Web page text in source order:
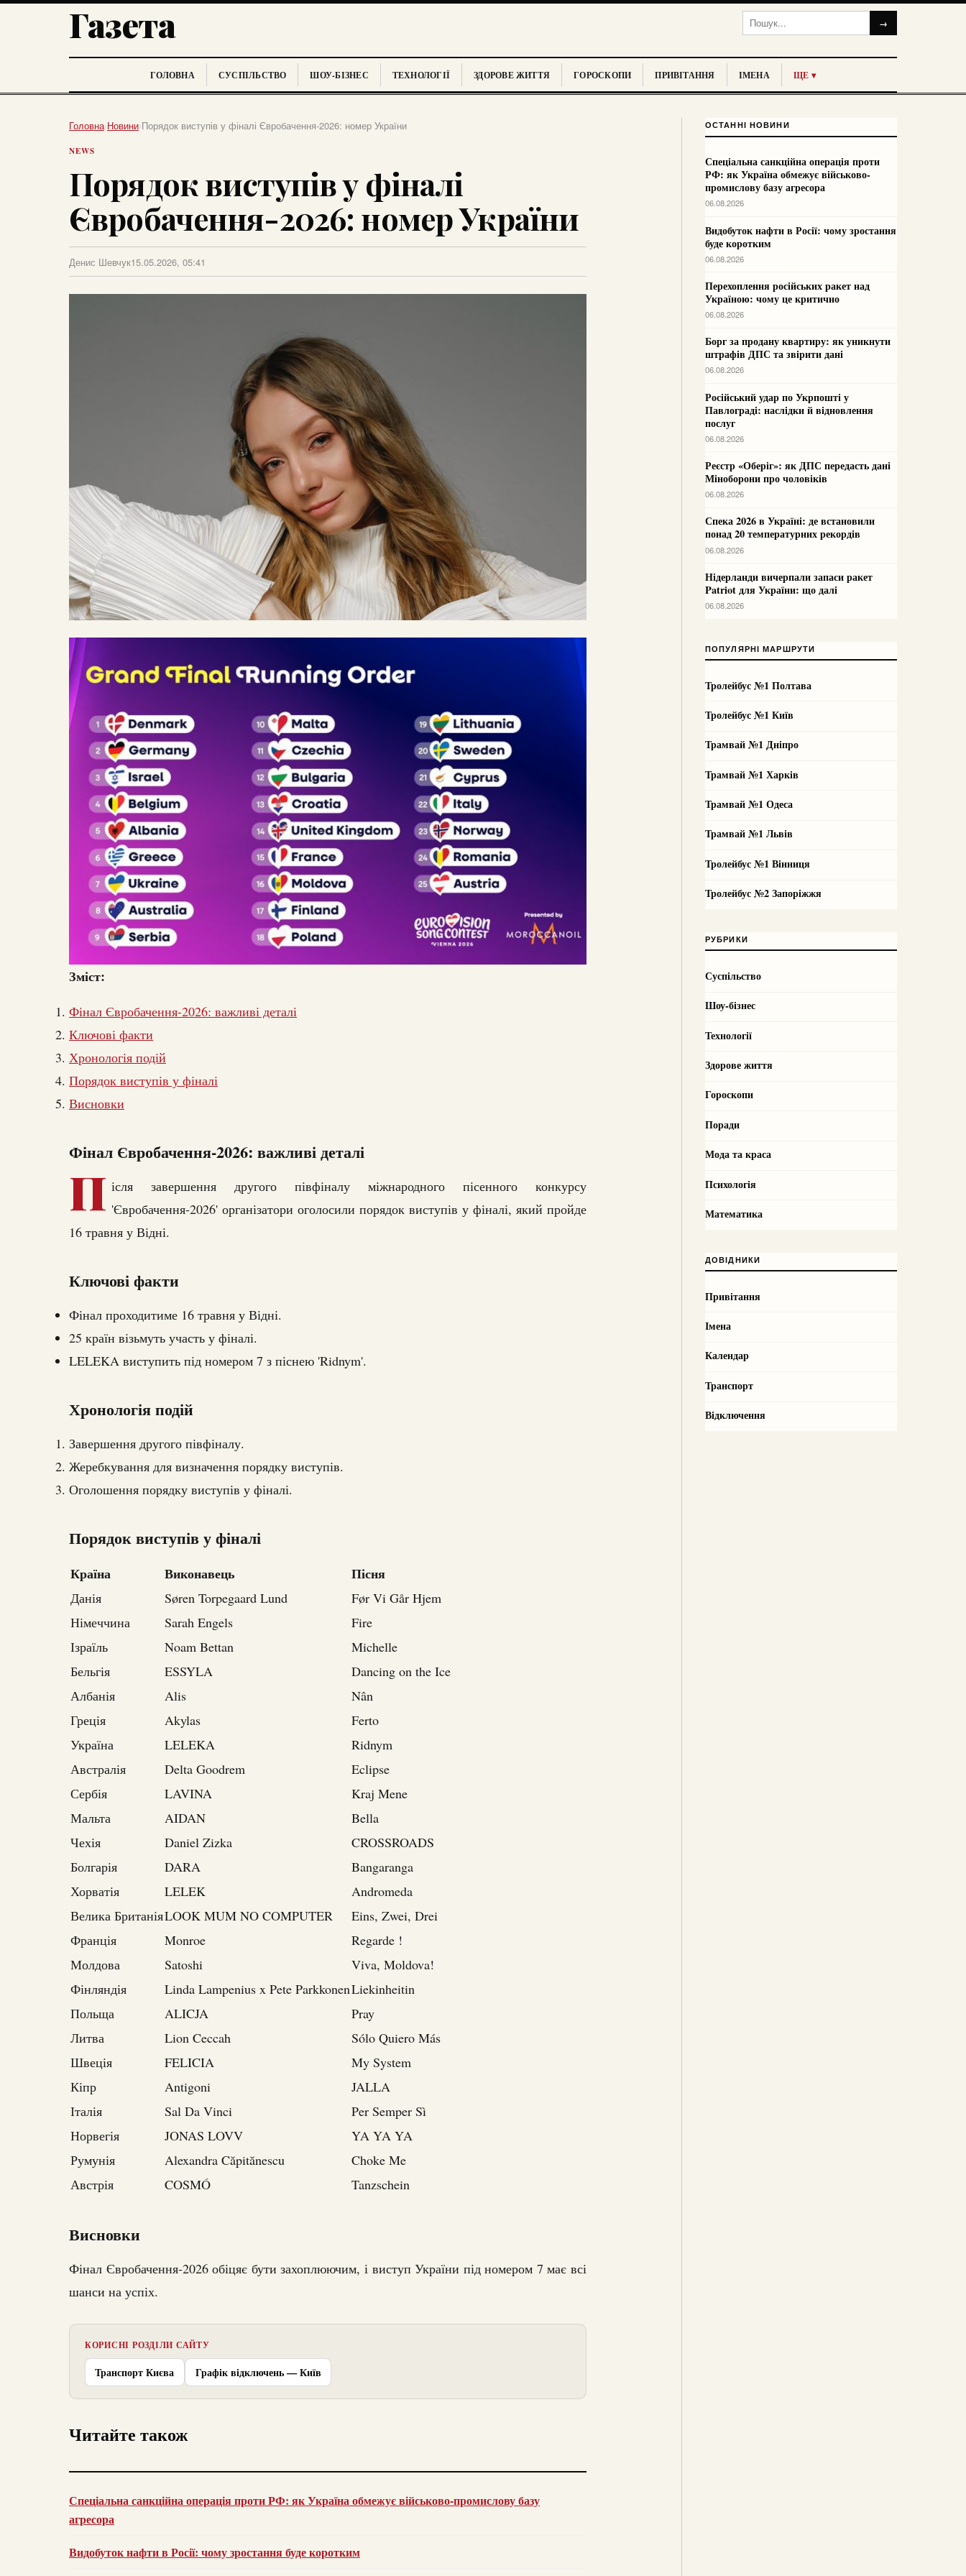
Газета →
ГОЛОВНА СУСПІЛЬСТВО ШОУ-БІЗНЕС ТЕХНОЛОГІЇ ЗДОРОВЕ ЖИТТЯ ГОРОСКОПИ ПРИВІТАННЯ ІМЕНА ЩЕ ▾
Головна›Новини›Порядок виступів у фіналі Євробачення-2026: номер України
NEWS
Порядок виступів у фіналі
Євробачення-2026: номер України
Денис Шевчук15.05.2026, 05:41
Зміст:
Фінал Євробачення-2026: важливі деталі
Ключові факти
Хронологія подій
Порядок виступів у фіналі
Висновки
Фінал Євробачення-2026: важливі деталі
П ісля завершення другого півфіналу міжнародного пісенного конкурсу
'Євробачення-2026' організатори оголосили порядок виступів у фіналі, який пройде
16 травня у Відні.
Ключові факти
Фінал проходитиме 16 травня у Відні.
25 країн візьмуть участь у фіналі.
LELEKA виступить під номером 7 з піснею 'Ridnym'.
Хронологія подій
Завершення другого півфіналу.
Жеребкування для визначення порядку виступів.
Оголошення порядку виступів у фіналі.
Порядок виступів у фіналі
Країна Виконавець Пісня
Данія Søren Torpegaard Lund
Før Vi Går Hjem
Німеччина
Sarah Engels
Fire
Ізраїль
Noam Bettan
Michelle
Бельгія
ESSYLA
Dancing on the Ice
Албанія
Alis
Nân
Греція
Akylas
Ferto
Україна
LELEKA
Ridnym
Австралія
Delta Goodrem
Eclipse
Сербія
LAVINA
Kraj Mene
Мальта
AIDAN
Bella
Чехія
Daniel Zizka
CROSSROADS
Болгарія
DARA
Bangaranga
Хорватія
LELEK
Andromeda
Велика БританіяLOOK MUM NO COMPUTER
Eins, Zwei, Drei
Франція
Monroe
Regarde !
Молдова
Satoshi
Viva, Moldova!
Фінляндія
Linda Lampenius x Pete ParkkonenLiekinheitin
Польща
ALICJA
Pray
Литва
Lion Ceccah
Sólo Quiero Más
Швеція
FELICIA
My System
Кіпр
Antigoni
JALLA
Італія
Sal Da Vinci
Per Semper Sì
Норвегія
JONAS LOVV
YA YA YA
Румунія
Alexandra Căpitănescu
Choke Me
Австрія
COSMÓ Tanzschein
Висновки
Фінал Євробачення-2026 обіцяє бути захоплюючим, і виступ України під номером 7 має всі
шанси на успіх.
КОРИСНІ РОЗДІЛИ САЙТУ
Транспорт Києва Графік відключень — Київ
Читайте також
Спеціальна санкційна операція проти РФ: як Україна обмежує військово-промислову базу
агресора
Видобуток нафти в Росії: чому зростання буде коротким
ОСТАННІ НОВИНИ
Спеціальна санкційна операція проти
РФ: як Україна обмежує військово-
промислову базу агресора
06.08.2026
Видобуток нафти в Росії: чому зростання
буде коротким
06.08.2026
Перехоплення російських ракет над
Україною: чому це критично
06.08.2026
Борг за продану квартиру: як уникнути
штрафів ДПС та звірити дані
06.08.2026
Російський удар по Укрпошті у
Павлограді: наслідки й відновлення
послуг
06.08.2026
Реєстр «Оберіг»: як ДПС передасть дані
Міноборони про чоловіків
06.08.2026
Спека 2026 в Україні: де встановили
понад 20 температурних рекордів
06.08.2026
Нідерланди вичерпали запаси ракет
Patriot для України: що далі
06.08.2026
ПОПУЛЯРНІ МАРШРУТИ
Тролейбус №1 Полтава
Тролейбус №1 Київ
Трамвай №1 Дніпро
Трамвай №1 Харків
Трамвай №1 Одеса
Трамвай №1 Львів
Тролейбус №1 Вінниця
Тролейбус №2 Запоріжжя
РУБРИКИ
Суспільство
Шоу-бізнес
Технології
Здорове життя
Гороскопи
Поради
Мода та краса
Психологія
Математика
ДОВІДНИКИ
Привітання
Імена
Календар
Транспорт
Відключення